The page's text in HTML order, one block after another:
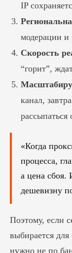
IP
модерации и
Скорость
“горит”,
канал,
рассыпаться
«Когда
процесса,
а цена сбоя.
дешевизну
Поэтому, если
выбирается для
нужно не по